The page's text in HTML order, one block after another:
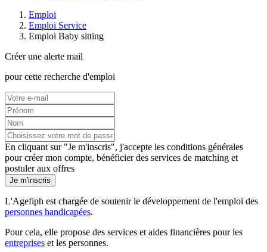
Emploi
Emploi Service
Emploi Baby sitting
Créer une alerte mail
pour cette recherche d'emploi
En cliquant sur "Je m'inscris", j'accepte les conditions générales
pour créer mon compte, bénéficier des services de matching et
postuler aux offres
Je m'inscris
L'Agefiph est chargée de soutenir le développement de l'emploi des
personnes handicapées.
Pour cela, elle propose des services et aides financières pour les
entreprises et les personnes.